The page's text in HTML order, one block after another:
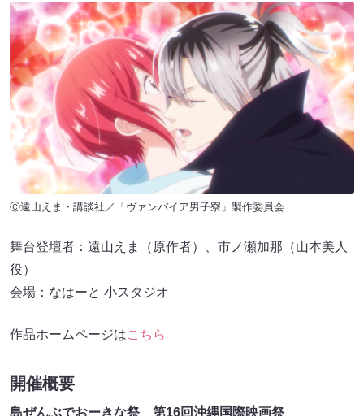
Ⓒ遠山えま・講談社／「ヴァンパイア男子寮」製作委員会
舞台登壇者：遠山えま（原作者）、市ノ瀬加那（山本美人
役）
会場：なはーと 小スタジオ
作品ホームページはこちら
開催概要
島ぜんぶでおーきな祭 第16回沖縄国際映画祭